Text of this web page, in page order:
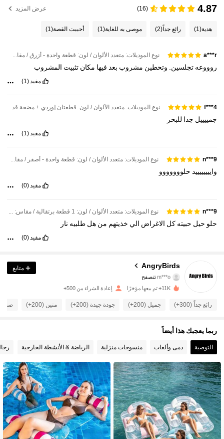
4.87
(16) عرض المزيد
هدية(1) رائع جداً(2) موصى به للغاية(1) أحببت القصة(1)
a***r
روووعهتجلسين. وتحطين مشروب بعد فيها مكانتثبيت المشروب
مفيد(1)
f***4
جمييييل جدا للبحر
مفيد(1)
n***9 نوع الموديلات: متعدد الألوان / لون: قطعة واحدة - أصفر / مقاس: مقاس واحد
واييييييييد حلووووووو
مفيد(0)
n***9 نوع الموديلات: متعدد الألوان / لون: 1 قطعة برتقالية / مقاس: مقاس واحد
حلو حيل حبيتهكل الاغراض الي خذيتهم منهلطلبيه نار
مفيد(0)
AngryBirds
m***oتتصفح
4.89
344 متابعون
4.89 344 متابعون
4.89 344 متابعون
4.89 344 متابعون
4.89 344 متابعون
متابع
11K+ تم بيعها مؤخرًا إعادة الشراء من 500+
رائع جداً (300+) جميل (200+) جودة جيدة (200+) متين (200+) صحيح
ربما يعجبك هذا أيضاً
التوصية دمى وألعاب منسوجات منزلية الرياضة & الأنشطة الخارجية